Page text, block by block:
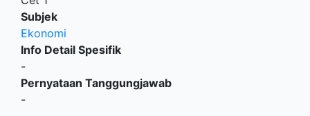
Subjek
Ekonomi
Info Detail Spesifik
-
Pernyataan Tanggungjawab
-